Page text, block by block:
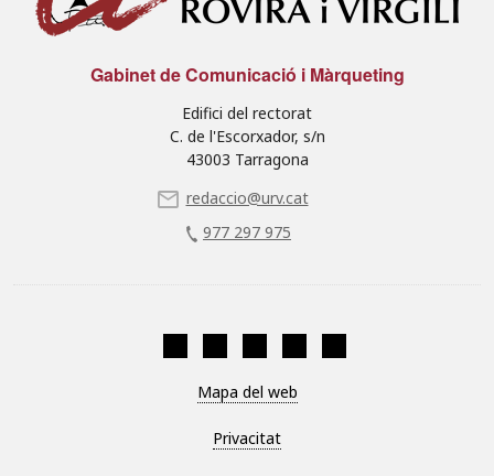
Gabinet de Comunicació i Màrqueting
Edifici del rectorat
C. de l'Escorxador, s/n
43003 Tarragona
redaccio@urv.cat
977 297 975
Mapa del web
Privacitat